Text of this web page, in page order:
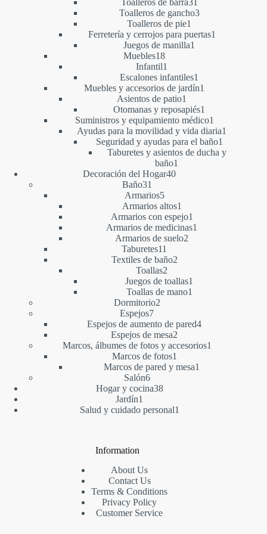
Toalleros de barra31
productos
Toalleros de gancho33
Toalleros de pie1
producto
Ferretería y cerrojos para puertas1
Juegos de manilla1
Muebles1818
productos
Infantil1
producto
Escalones infantiles1
producto
Muebles y accesorios de jardín1
Asientos de patio1
producto
Otomanas y reposapiés1
producto
Suministros y equipamiento médico1
producto
Ayudas para la movilidad y vida diaria1
Seguridad y ayudas para el baño1
producto
Taburetes y asientos de ducha y
baño1
Decoración del Hogar4040
Baño31
productos
Armarios55
productos
Armarios altos1
producto
Armarios con espejo1
producto
Armarios de medicinas1
Armarios de suelo2
Taburetes11
productos
Textiles de baño22
Toallas2
productos
Juegos de toallas1
Toallas de mano1
Dormitorio22
Espejos77
productos
Espejos de aumento de pared44
Espejos de mesa2
productos
Marcos, álbumes de fotos y accesorios1
Marcos de fotos1
producto
Marcos de pared y mesa1
Salón66
productos
Hogar y cocina3838
Jardín1
producto
Salud y cuidado personal1
Information
About Us
Contact Us
Terms & Conditions
Privacy Policy
Customer Service